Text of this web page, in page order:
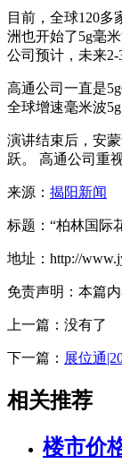
目前，全球120
洲也开始了5g毫
公司预计，未来2-
高通公司一直是
全球增速毫米波
演讲结束后，安
跃。 高通公司重
来源： 揭阳新闻
标题：“柏林国际
地址：http://
免责声明：本篇
上一篇：没有了
下一篇： 展位通
相关推荐
楼市价